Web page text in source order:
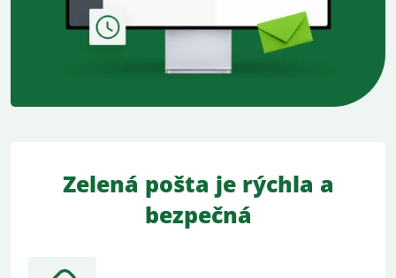
Zelená pošta je rýchla a
bezpečná